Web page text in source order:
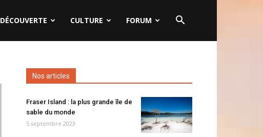
DÉCOUVERTE CULTURE FORUM
Nos articles
Fraser Island : la plus grande île de
sable du monde
5 septembre 2023